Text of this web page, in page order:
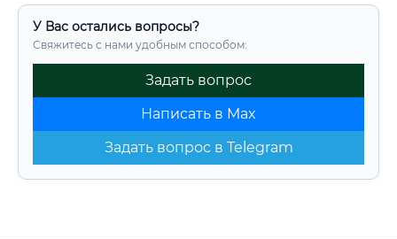
У Вас остались вопросы?
Свяжитесь с нами удобным способом:
Задать вопрос
Написать в Max
Задать вопрос в Telegram